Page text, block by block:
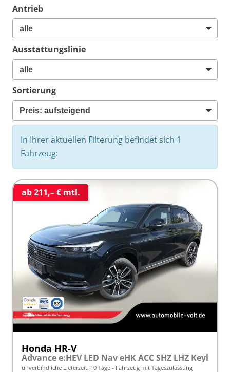
Antrieb
Ausstattungslinie
Sortierung
In Ihrer aktuellen Filterung befindet sich 1
Fahrzeug:
ab 211,– € mtl.
Honda HR-V
Advance e:HEV LED Nav eHK ACC SHZ LHZ Keyl
unverbindliche Lieferzeit: 10 Tage Fahrzeug mit Tageszulassung